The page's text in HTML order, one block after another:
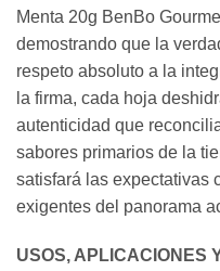
Menta 20g BenBo
demostrando que la
respeto absoluto a la
la firma, cada hoja
autenticidad que
sabores primarios de la
satisfará las expectativas
exigentes del panorama
USOS, APLICACIONES